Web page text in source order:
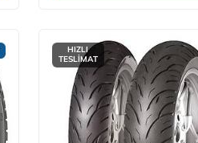
HIZLI
TESLİMAT